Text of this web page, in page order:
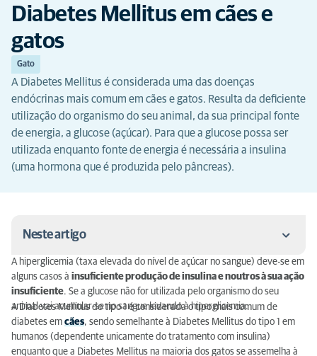
Diabetes Mellitus em cães e
gatos
Gato
A Diabetes Mellitus é considerada uma das doenças
endócrinas mais comum em cães e gatos. Resulta da deficiente
utilização do organismo do seu animal, da sua principal fonte
de energia, a glucose (açúcar). Para que a glucose possa ser
utilizada enquanto fonte de energia é necessária a insulina
(uma hormona que é produzida pelo pâncreas).
Neste artigo
Quais são os sinais clínicos mais comuns?
Quais são os principais fatores de risco?
Como prevenir a diabetes no seu animal de
estimação?
A hiperglicemia (taxa elevada do nível de açúcar no sangue) deve-se em
alguns casos à insuficiente produção de insulina e noutros à sua ação
insuficiente. Se a glucose não for utilizada pelo organismo do seu
animal vai acumular-se no sangue levando à hiperglicemia.
A Diabetes Mellitus do tipo 1 é considerada o tipo mais comum de
diabetes em cães, sendo semelhante à Diabetes Mellitus do tipo 1 em
humanos (dependente unicamente do tratamento com insulina)
enquanto que a Diabetes Mellitus na maioria dos gatos se assemelha à